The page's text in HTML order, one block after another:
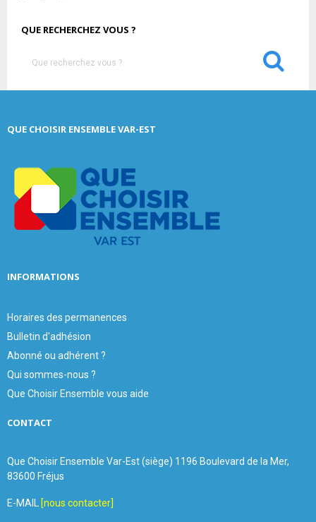
QUE RECHERCHEZ VOUS ?
h
S
QUE CHOISIR ENSEMBLE VAR-EST
INFORMATIONS
Horaires des permanences
Bulletin d'adhésion
Abonné ou adhérent ?
Qui sommes-nous ?
Que Choisir Ensemble vous aide
CONTACT
Que Choisir Ensemble Var-Est (siège) 1196 Boulevard de la Mer,
83600 Fréjus
E-MAIL [nous contacter]